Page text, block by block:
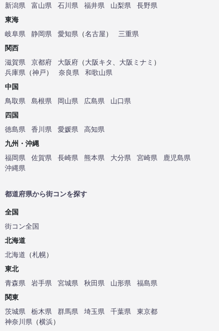
新潟県
富山県 石川県 福井県 山梨県
長野県
東海
岐阜県
静岡県 愛知県 （名古屋）
三重県
関西
滋賀県
京都府 大阪府 （大阪キタ 大阪ミナミ ）
兵庫県 （神戸） 奈良県
和歌山県
中国
鳥取県
島根県 岡山県 広島県
山口県
四国
徳島県
香川県 愛媛県
高知県
九州・沖縄
福岡県
佐賀県 長崎県 熊本県 大分県 宮崎県
鹿児島県
沖縄県
都道府県から街コンを探す
全国
街コン全国
北海道
北海道 （札幌）
東北
青森県
岩手県 宮城県 秋田県 山形県
福島県
関東
茨城県
栃木県 群馬県 埼玉県 千葉県
東京都
神奈川県 （横浜）